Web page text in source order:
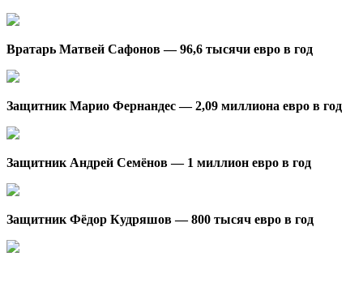
Вратарь Матвей Сафонов — 96,6 тысячи евро в год
Защитник Марио Фернандес — 2,09 миллиона евро в год
Защитник Андрей Семёнов — 1 миллион евро в год
Защитник Фёдор Кудряшов — 800 тысяч евро в год